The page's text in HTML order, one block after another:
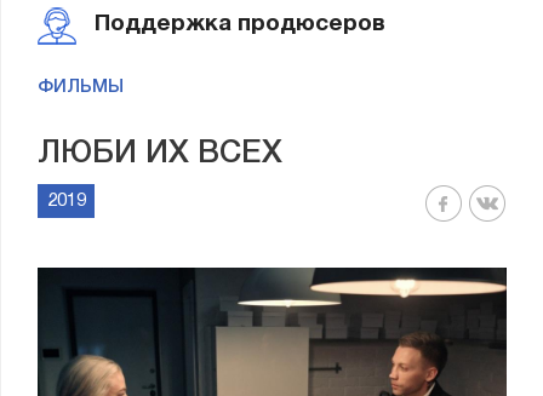
Поддержка продюсеров
ФИЛЬМЫ
ЛЮБИ ИХ ВСЕХ
2019